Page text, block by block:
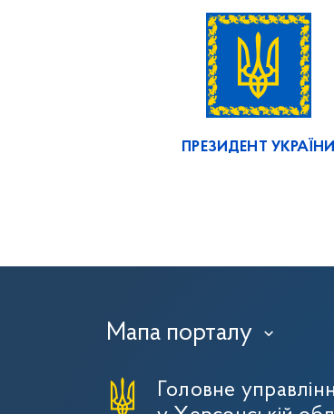
ПРЕЗИДЕНТ УКРАЇНИ
Мапа порталу ›
Головне